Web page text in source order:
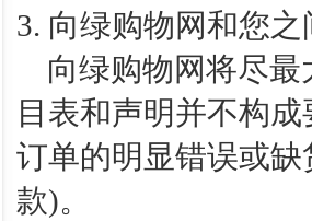
3. 向绿购物网和您之
向绿购物网将尽最
目表和声明并不构
订单的明显错误或
款)。